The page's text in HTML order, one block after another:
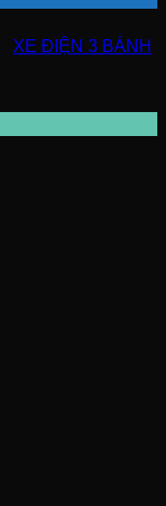
XE ĐIỆN 3 BÁNH